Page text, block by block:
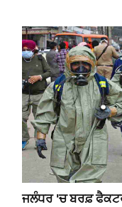
ਜਲੰਧਰ 'ਚ ਬਰਫ਼